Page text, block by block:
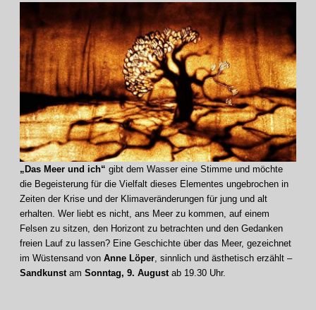
„Das Meer und ich“ gibt dem Wasser eine Stimme und möchte
die Begeisterung für die Vielfalt dieses Elementes ungebrochen in
Zeiten der Krise und der Klimaveränderungen für jung und alt
erhalten. Wer liebt es nicht, ans Meer zu kommen, auf einem
Felsen zu sitzen, den Horizont zu betrachten und den Gedanken
freien Lauf zu lassen? Eine Geschichte über das Meer, gezeichnet
im Wüstensand von Anne Löper , sinnlich und ästhetisch erzählt –
Sandkunst am Sonntag, 9. August ab 19.30 Uhr.